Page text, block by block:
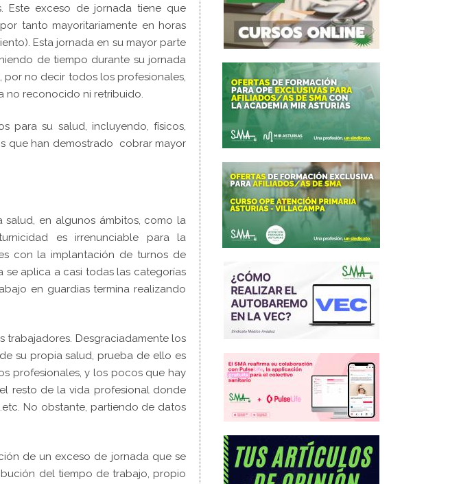
Este exceso de jornada tiene que
tanto mayoritariamente en horas
Esta jornada en su mayor parte
de tiempo durante su jornada
no decir todos los profesionales,
no reconocido ni retribuido.
para su salud, incluyendo, físicos,
que han demostrado cobrar mayor
en algunos ámbitos, como la
es irrenunciable para la
con la implantación de turnos de
se aplica a casi todas las categorías
en guardias termina realizando
Desgraciadamente los
su propia salud, prueba de ello es
profesionales, y los pocos que hay
resto de la vida profesional donde
No obstante, partiendo de datos
de un exceso de jornada que se
del tiempo de trabajo, propio